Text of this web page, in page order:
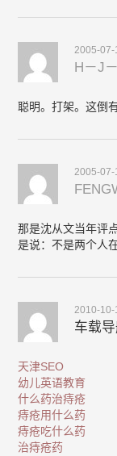
2005-07-
H－J
聪明。打架。这倒
2005-07-
那是沈从文当年评
是说：不是两个人
2010-10-
车载
天津SEO
幼儿英语教育
什么药治痔疮
痔疮用什么药
痔疮吃什么药
治痔疮药